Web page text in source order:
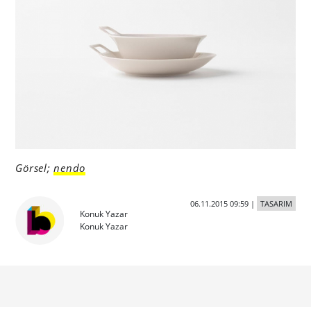
Görsel;nendo
Konuk Yazar
Konuk Yazar
06.11.2015 09:59| TASARIM